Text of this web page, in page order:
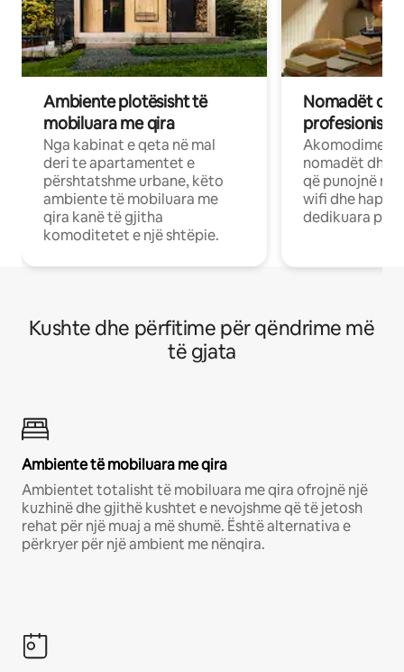
Ambiente plotësisht të
mobiluara me qira
Nga kabinat e qeta në mal
deri te apartamentet e
përshtatshme urbane, këto
ambiente të mobiluara me
qira kanë të gjitha
komoditetet e një shtëpie.
Nomadët
Akomodime
nomadët dhe
që punojnë në
wifi dhe
dedikuara
Kushte dhe përfitime për qëndrime më
të gjata
Ambiente të mobiluara me qira
Ambientet totalisht të mobiluara me qira ofrojnë një
kuzhinë dhe gjithë kushtet e nevojshme që të jetosh
rehat për një muaj a më shumë. Është alternativa e
përkryer për një ambient me nënqira.